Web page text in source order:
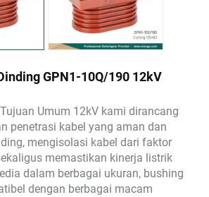
GPN1-10Q/190 12kV
Umum 12kV kami dirancang
penetrasi kabel yang aman dan
mengisolasi kabel dari faktor
memastikan kinerja listrik
dalam berbagai ukuran, bushing
dengan berbagai macam